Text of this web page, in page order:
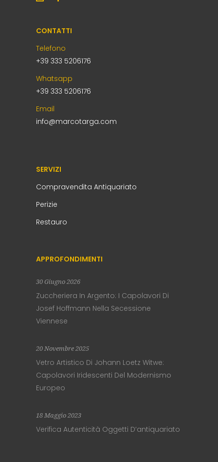
CONTATTI
Telefono
+39 333 5206176
Whatsapp
+39 333 5206176
Email
info@marcotarga.com
SERVIZI
Compravendita Antiquariato
Perizie
Restauro
APPROFONDIMENTI
30 Giugno 2026
Zuccheriera In Argento: I Capolavori Di
Josef Hoffmann Nella Secessione
Viennese
20 Novembre 2025
Vetro Artistico Di Johann Loetz Witwe:
Capolavori Iridescenti Del Modernismo
Europeo
18 Maggio 2023
Verifica Autenticità Oggetti D’antiquariato